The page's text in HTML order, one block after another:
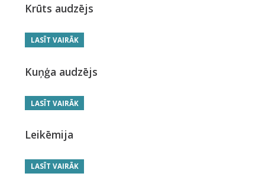
Krūts audzējs
LASĪT VAIRĀK
Kuņģa audzējs
LASĪT VAIRĀK
Leikēmija
LASĪT VAIRĀK